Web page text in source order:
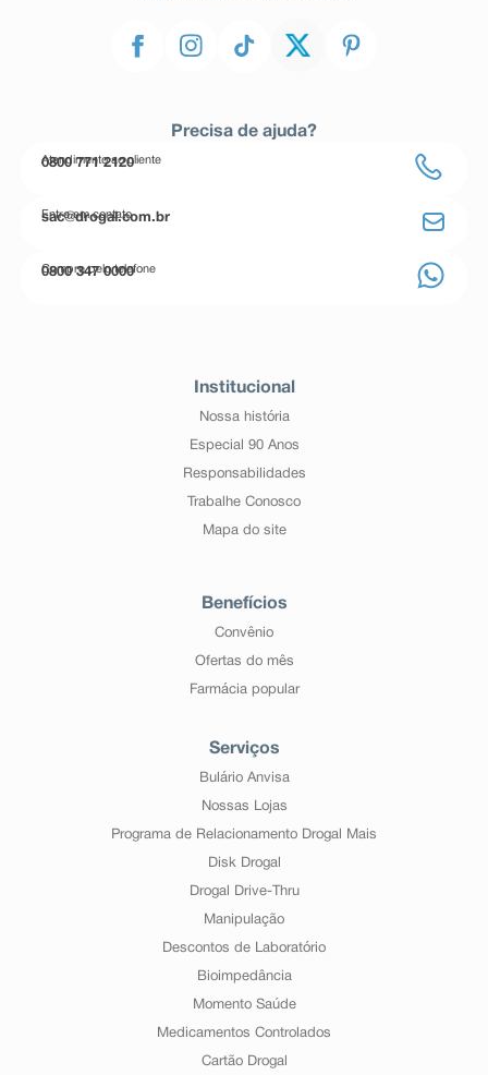
Precisa de ajuda?
Atendimento ao cliente
0800 771 2120
Entre em contato
sac@drogal.com.br
Compre pelo telefone
0800 347 0000
Institucional
Nossa história
Especial 90 Anos
Responsabilidades
Trabalhe Conosco
Mapa do site
Benefícios
Convênio
Ofertas do mês
Farmácia popular
Serviços
Bulário Anvisa
Nossas Lojas
Programa de Relacionamento Drogal Mais
Disk Drogal
Drogal Drive-Thru
Manipulação
Descontos de Laboratório
Bioimpedância
Momento Saúde
Medicamentos Controlados
Cartão Drogal